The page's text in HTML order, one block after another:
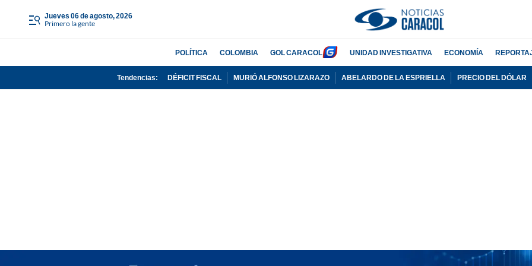
jueves 06 de agosto, 2026
Primero la gente
POLÍTICA COLOMBIA GOL CARACOL UNIDAD INVESTIGATIVA ECONOMÍA
Tendencias: DÉFICIT FISCAL MURIÓ ALFONSO LIZARAZO ABELARDO DE LA ESPRIELLA PRECIO DEL DÓLAR